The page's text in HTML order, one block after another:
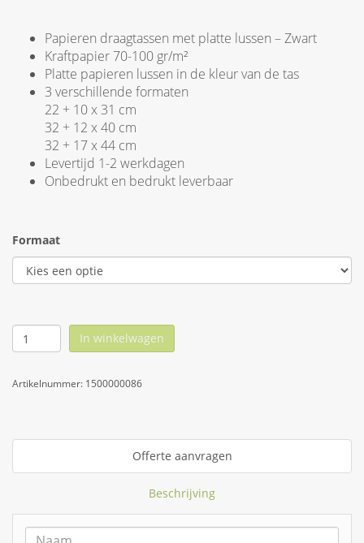
Papieren draagtassen met platte lussen – Zwart
Kraftpapier 70-100 gr/m²
Platte papieren lussen in de kleur van de tas
3 verschillende formaten
22 + 10 x 31 cm
32 + 12 x 40 cm
32 + 17 x 44 cm
Levertijd 1-2 werkdagen
Onbedrukt en bedrukt leverbaar
Formaat
In winkelwagen
Artikelnummer: 1500000086
Offerte aanvragen
Beschrijving